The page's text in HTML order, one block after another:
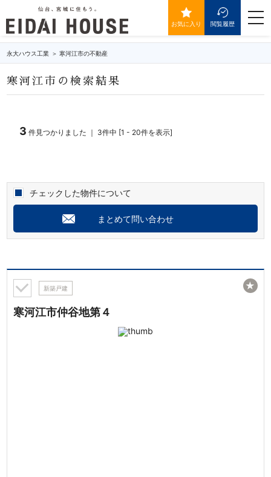
お気に入り 閲覧履歴
永大ハウス工業 寒河江市の不動産
寒河江市の検索結果
3 件見つかりました ｜ 3件中 [1 - 20件を表示]
チェックした物件について
まとめて問い合わせ
新築戸建
寒河江市仲谷地第４
★